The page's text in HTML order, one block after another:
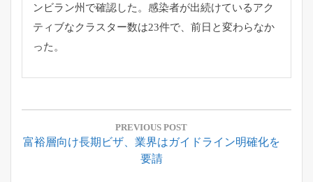
ンビラン州で確認した。感染者が出続けているアク
ティブなクラスター数は23件で、前日と変わらなか
った。
投
ナ
PREVIOUS POST
Previous
富裕層向け長期ビザ、業界はガイドライン明確化を
要請